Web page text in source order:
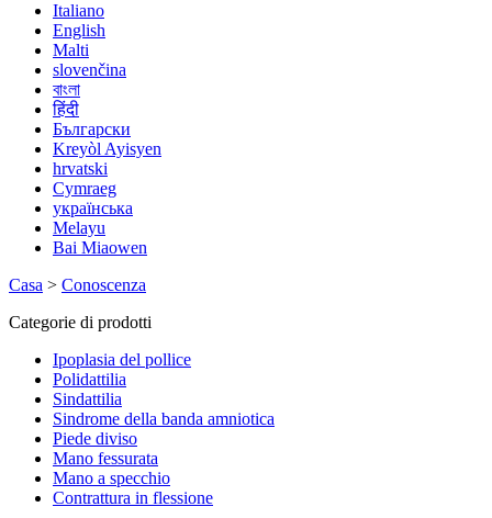
Italiano
English
Malti
slovenčina
বাংলা
हिंदी
Български
Kreyòl Ayisyen
hrvatski
Cymraeg
українська
Melayu
Bai Miaowen
Casa > Conoscenza
Categorie di prodotti
Ipoplasia del pollice
Polidattilia
Sindattilia
Sindrome della banda amniotica
Piede diviso
Mano fessurata
Mano a specchio
Contrattura in flessione